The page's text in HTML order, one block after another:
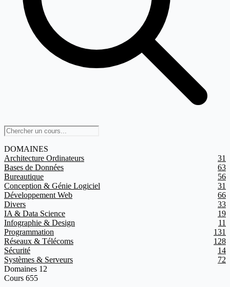
DOMAINES
Architecture Ordinateurs
31
Bases de Données
63
Bureautique
56
Conception & Génie Logiciel
31
Développement Web
66
Divers
33
IA & Data Science
19
Infographie & Design
11
Programmation
131
Réseaux & Télécoms
128
Sécurité
14
Systèmes & Serveurs
72
Domaines 12
Cours 655